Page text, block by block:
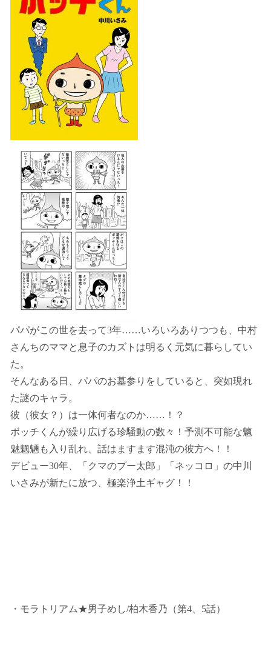
パパがこの世を去って3年……いろいろありつつも、中村
さんちのママと息子のカズトは明るく元気に暮らしてい
た。
そんなある日、パパのお墓参りをしていると、突如現れ
た謎のキャラ。
彼（彼女？）は一体何者なのか……！？
ボッチくんが繰り広げる珍騒動の数々！予測不可能な魑
魅魍魎も入り乱れ、話はますます混沌の彼方へ！！
デビュー30年、「クマのプー太郎」「ネッコロ」の中川
いさみが新たに放つ、極楽浄土ギャグ！！
・モラトリアム★男子めし/柏木香乃（第4、5話）